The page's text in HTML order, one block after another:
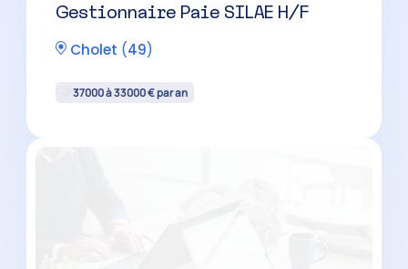
Gestionnaire Paie SILAE H/F
Cholet (49)
37000 à 33000 € par an